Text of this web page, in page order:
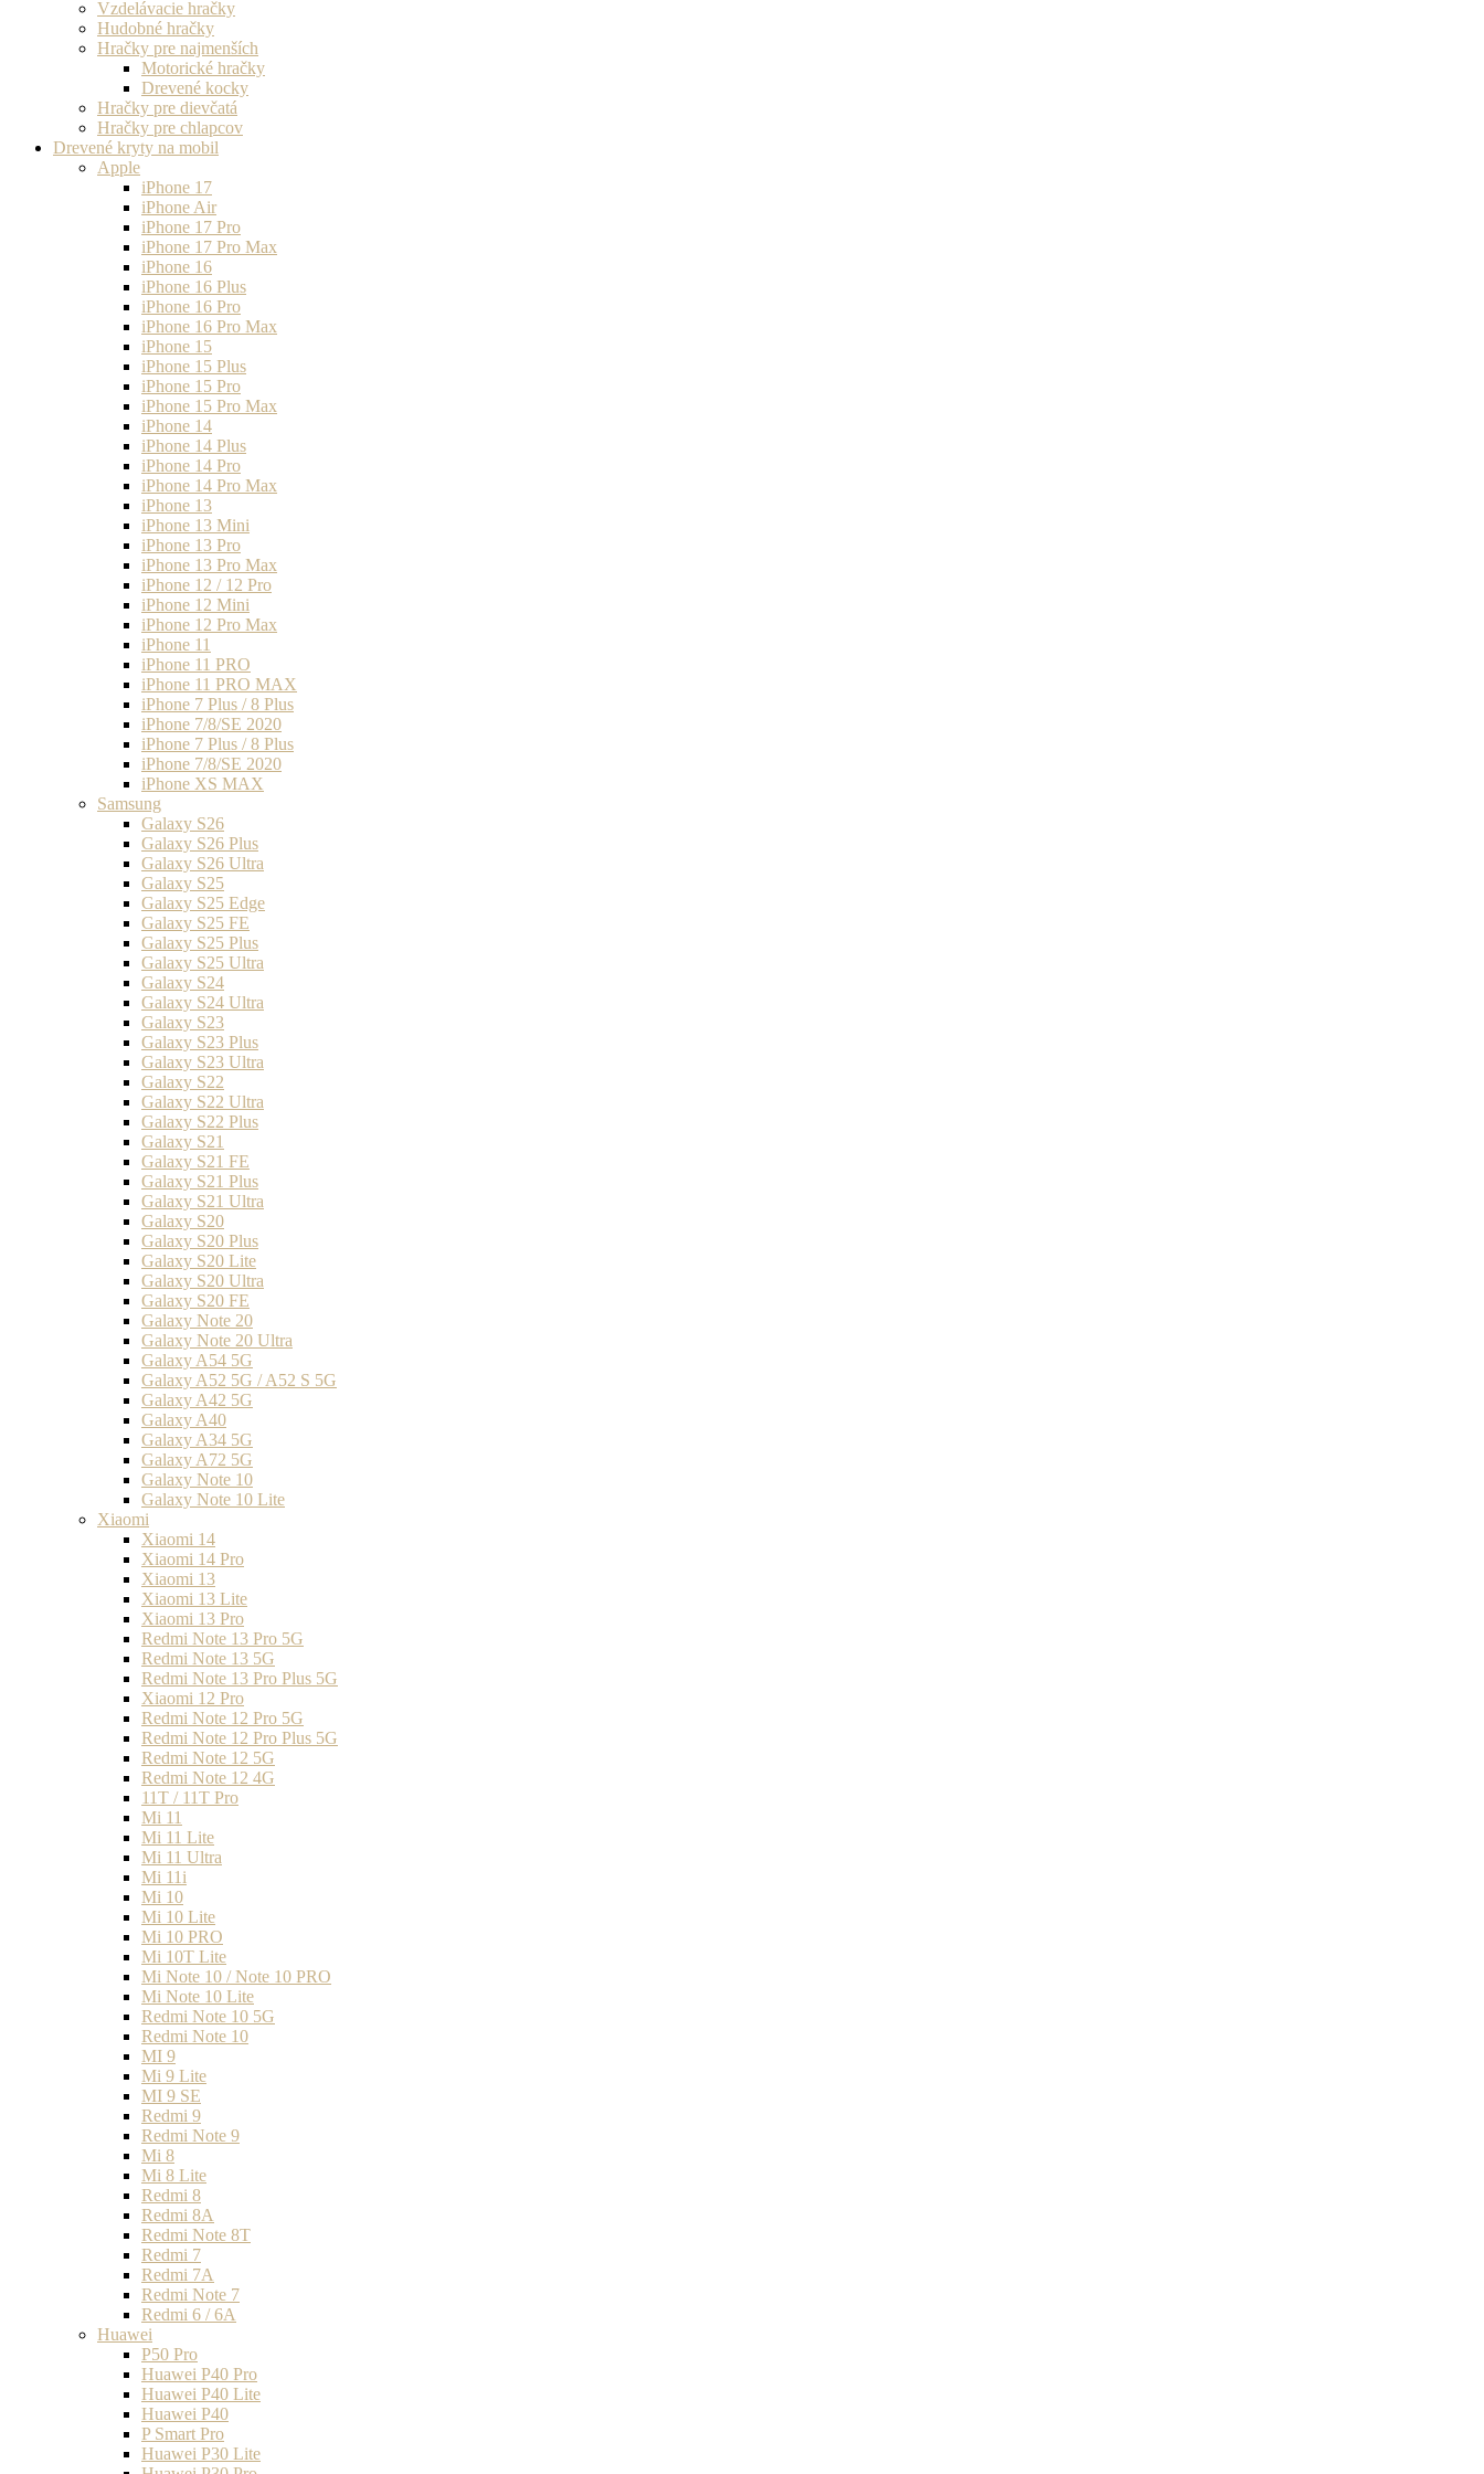
Vzdelávacie hračky
Hudobné hračky
Hračky pre najmenších
Motorické hračky
Drevené kocky
Hračky pre dievčatá
Hračky pre chlapcov
Drevené kryty na mobil
Apple
iPhone 17
iPhone Air
iPhone 17 Pro
iPhone 17 Pro Max
iPhone 16
iPhone 16 Plus
iPhone 16 Pro
iPhone 16 Pro Max
iPhone 15
iPhone 15 Plus
iPhone 15 Pro
iPhone 15 Pro Max
iPhone 14
iPhone 14 Plus
iPhone 14 Pro
iPhone 14 Pro Max
iPhone 13
iPhone 13 Mini
iPhone 13 Pro
iPhone 13 Pro Max
iPhone 12 / 12 Pro
iPhone 12 Mini
iPhone 12 Pro Max
iPhone 11
iPhone 11 PRO
iPhone 11 PRO MAX
iPhone 7 Plus / 8 Plus
iPhone 7/8/SE 2020
iPhone 7 Plus / 8 Plus
iPhone 7/8/SE 2020
iPhone XS MAX
Samsung
Galaxy S26
Galaxy S26 Plus
Galaxy S26 Ultra
Galaxy S25
Galaxy S25 Edge
Galaxy S25 FE
Galaxy S25 Plus
Galaxy S25 Ultra
Galaxy S24
Galaxy S24 Ultra
Galaxy S23
Galaxy S23 Plus
Galaxy S23 Ultra
Galaxy S22
Galaxy S22 Ultra
Galaxy S22 Plus
Galaxy S21
Galaxy S21 FE
Galaxy S21 Plus
Galaxy S21 Ultra
Galaxy S20
Galaxy S20 Plus
Galaxy S20 Lite
Galaxy S20 Ultra
Galaxy S20 FE
Galaxy Note 20
Galaxy Note 20 Ultra
Galaxy A54 5G
Galaxy A52 5G / A52 S 5G
Galaxy A42 5G
Galaxy A40
Galaxy A34 5G
Galaxy A72 5G
Galaxy Note 10
Galaxy Note 10 Lite
Xiaomi
Xiaomi 14
Xiaomi 14 Pro
Xiaomi 13
Xiaomi 13 Lite
Xiaomi 13 Pro
Redmi Note 13 Pro 5G
Redmi Note 13 5G
Redmi Note 13 Pro Plus 5G
Xiaomi 12 Pro
Redmi Note 12 Pro 5G
Redmi Note 12 Pro Plus 5G
Redmi Note 12 5G
Redmi Note 12 4G
11T / 11T Pro
Mi 11
Mi 11 Lite
Mi 11 Ultra
Mi 11i
Mi 10
Mi 10 Lite
Mi 10 PRO
Mi 10T Lite
Mi Note 10 / Note 10 PRO
Mi Note 10 Lite
Redmi Note 10 5G
Redmi Note 10
MI 9
Mi 9 Lite
MI 9 SE
Redmi 9
Redmi Note 9
Mi 8
Mi 8 Lite
Redmi 8
Redmi 8A
Redmi Note 8T
Redmi 7
Redmi 7A
Redmi Note 7
Redmi 6 / 6A
Huawei
P50 Pro
Huawei P40 Pro
Huawei P40 Lite
Huawei P40
P Smart Pro
Huawei P30 Lite